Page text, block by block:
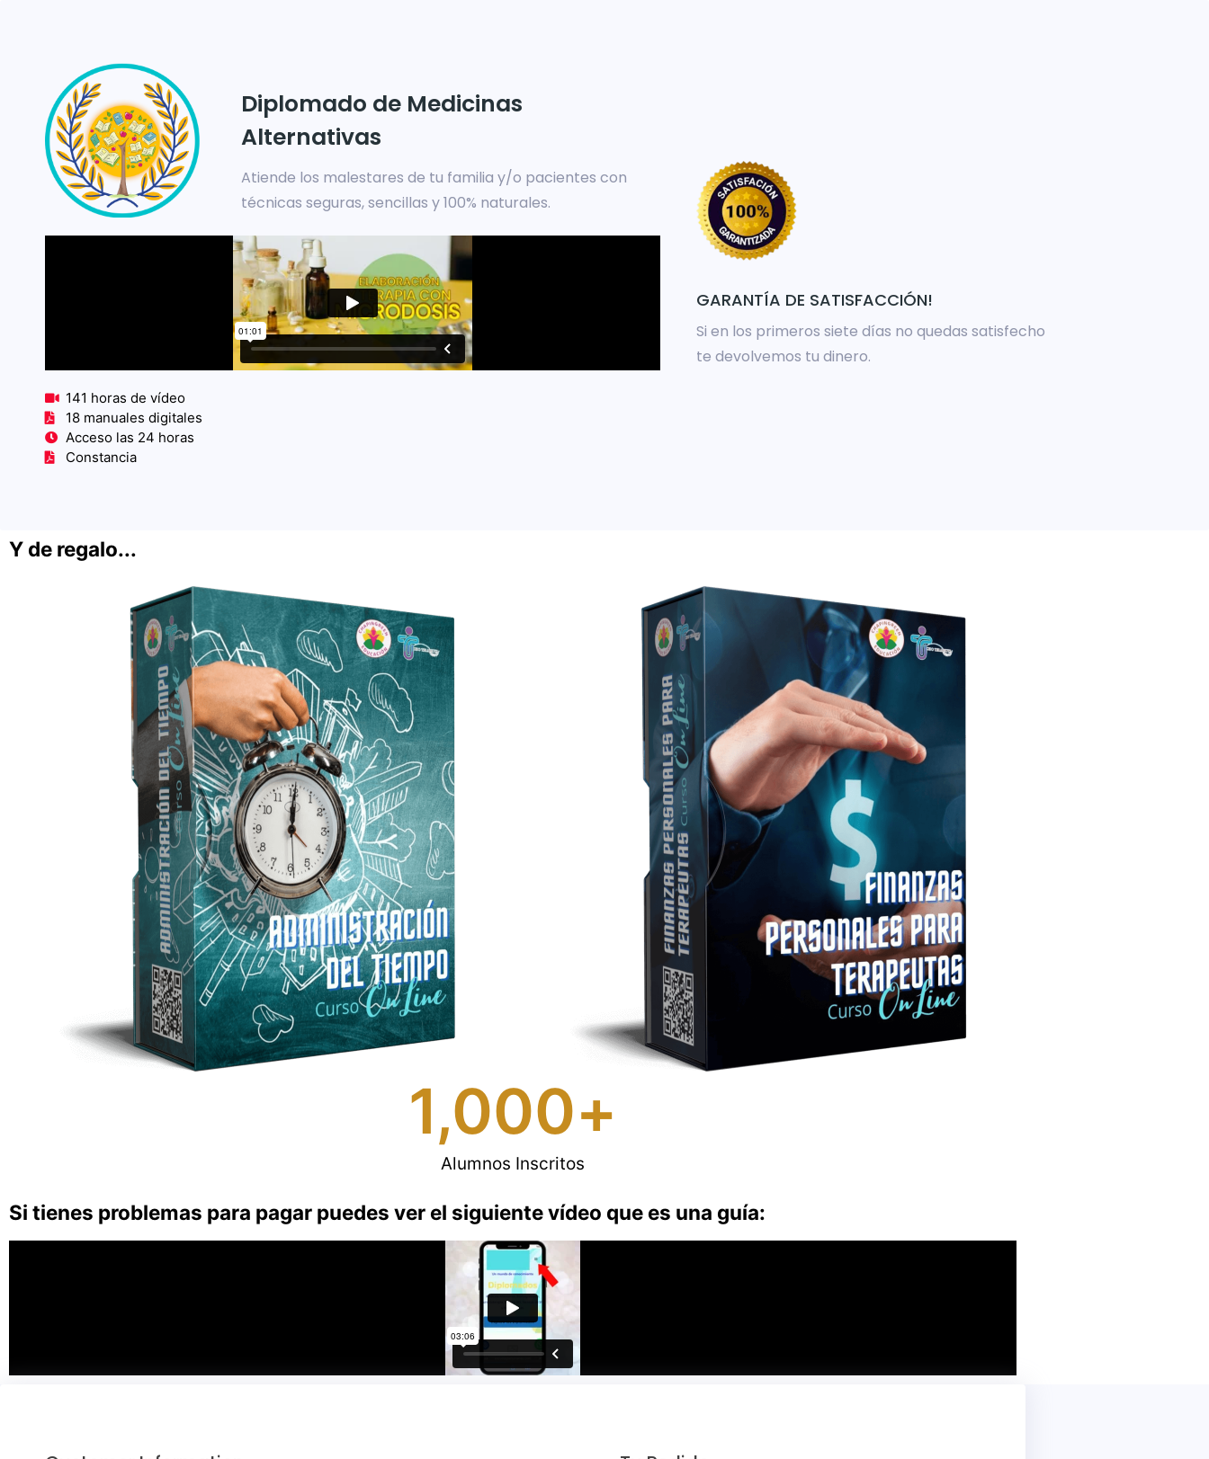
Diplomado de Medicinas
Alternativas
Atiende los malestares de tu familia y/o pacientes con
técnicas seguras, sencillas y 100% naturales.
141 horas de vídeo
18 manuales digitales
Acceso las 24 horas
Constancia
GARANTÍA DE SATISFACCIÓN!
Si en los primeros siete días no quedas satisfecho
te devolvemos tu dinero.
Y de regalo...
Alumnos Inscritos
1,000+
Si tienes problemas para pagar puedes ver el siguiente vídeo que es una guía: